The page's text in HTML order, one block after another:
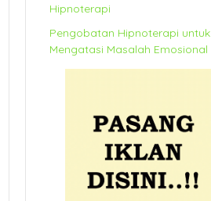
Hipnoterapi
Pengobatan Hipnoterapi untuk
Mengatasi Masalah Emosional